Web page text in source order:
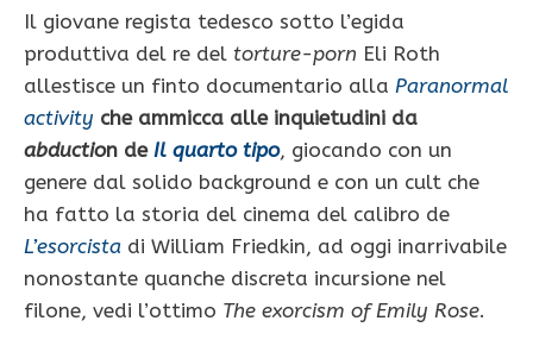
Il giovane regista tedesco sotto l’egida
produttiva del re del torture-porn Eli Roth
allestisce un finto documentario alla Paranormal
activity che ammicca alle inquietudini da
abduction de Il quarto tipo, giocando con un
genere dal solido background e con un cult che
ha fatto la storia del cinema del calibro de
L’esorcista di William Friedkin, ad oggi inarrivabile
nonostante quanche discreta incursione nel
filone, vedi l’ottimo The exorcism of Emily Rose.